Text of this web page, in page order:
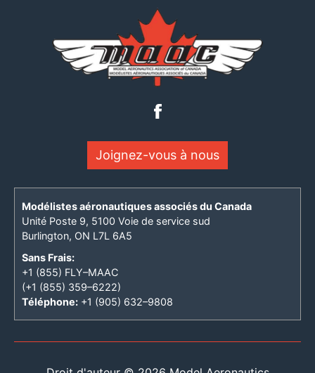
Joignez-vous à nous
Modélistes aéronautiques associés du Canada
Unité Poste 9, 5100 Voie de service sud
Burlington, ON L7L 6A5
Sans Frais:
+1 (855) FLY–MAAC
(+1 (855) 359–6222)
Téléphone: +1 (905) 632–9808